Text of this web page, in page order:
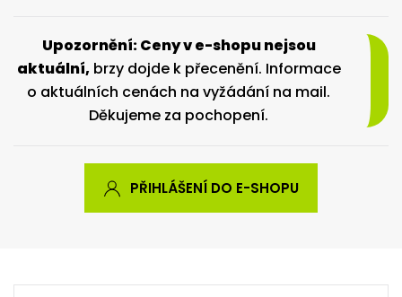
Upozornění: Ceny v e-shopu nejsou
aktuální,brzy dojde k přecenění. Informace
o aktuálních cenách na vyžádání na mail.
Děkujeme za pochopení.
PŘIHLÁŠENÍ DO E-SHOPU